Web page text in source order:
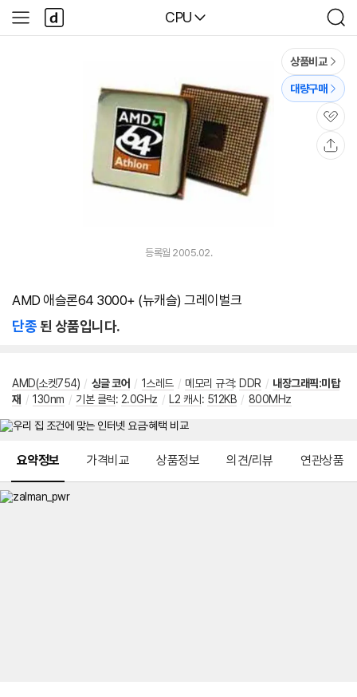
다나와
CPU
검
색
사
이
다
나
와
상품비교
대량구매
관
심
등록월 2005.02.
AMD 애슬론64 3000+ (뉴캐슬) 그레이벌크
단종된 상품입니다.
AMD(소켓754) / 싱글 코어 / 1스레드 / 메모리 규격: DDR / 내장그래픽:미탑
재 / 130nm / 기본 클럭: 2.0GHz / L2 캐시 : 512KB / 800MHz
요약정보 가격비교 상품정보 의견/리뷰 연관상품